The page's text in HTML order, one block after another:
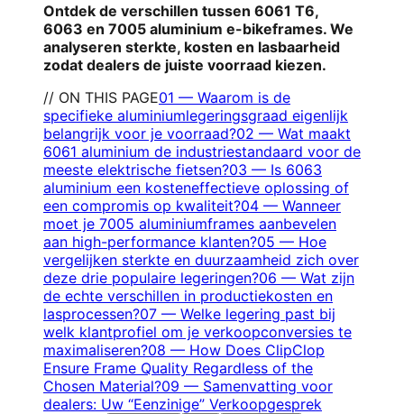
Ontdek de verschillen tussen 6061 T6,
6063 en 7005 aluminium e-bikeframes. We
analyseren sterkte, kosten en lasbaarheid
zodat dealers de juiste voorraad kiezen.
// ON THIS PAGE01 — Waarom is de
specifieke aluminiumlegeringsgraad eigenlijk
belangrijk voor je voorraad?02 — Wat maakt
6061 aluminium de industriestandaard voor de
meeste elektrische fietsen?03 — Is 6063
aluminium een kosteneffectieve oplossing of
een compromis op kwaliteit?04 — Wanneer
moet je 7005 aluminiumframes aanbevelen
aan high-performance klanten?05 — Hoe
vergelijken sterkte en duurzaamheid zich over
deze drie populaire legeringen?06 — Wat zijn
de echte verschillen in productiekosten en
lasprocessen?07 — Welke legering past bij
welk klantprofiel om je verkoopconversies te
maximaliseren?08 — How Does ClipClop
Ensure Frame Quality Regardless of the
Chosen Material?09 — Samenvatting voor
dealers: Uw “Eenzinige” Verkoopgesprek